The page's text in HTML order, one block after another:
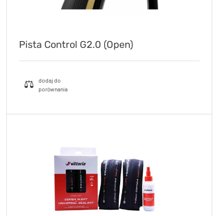
Pista Control G2.0 (Open)